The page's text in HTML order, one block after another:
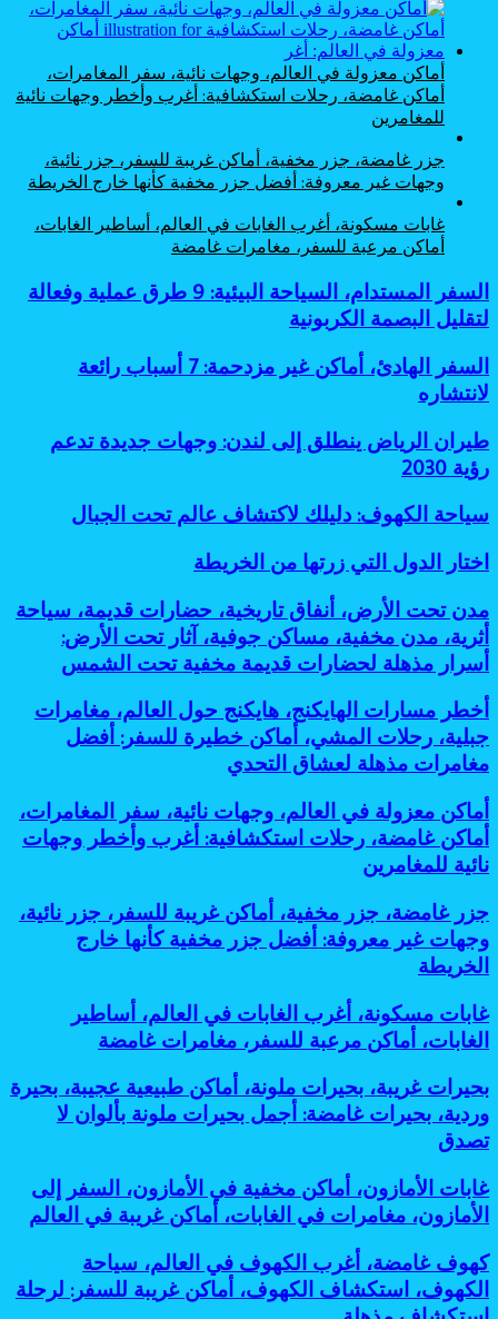
أماكن معزولة في العالم، وجهات نائية، سفر المغامرات،
أماكن غامضة، رحلات استكشافية: أغرب وأخطر وجهات نائية
للمغامرين
جزر غامضة، جزر مخفية، أماكن غريبة للسفر، جزر نائية،
وجهات غير معروفة: أفضل جزر مخفية كأنها خارج الخريطة
غابات مسكونة، أغرب الغابات في العالم، أساطير الغابات،
أماكن مرعبة للسفر، مغامرات غامضة
السفر
المستدام،
السياحة
9
طرق
وفعالة
لتقليل
البصمة
السفر المستدام، السياحة البيئية: 9 طرق عملية وفعالة
لتقليل البصمة الكربونية
السفر
الهادئ،
أماكن
مزدحمة:
7
رائعة
لانتشاره
السفر الهادئ، أماكن غير مزدحمة: 7 أسباب رائعة
لانتشاره
طيران
الرياض
ينطلق
لندن:
جديدة
رؤية
2030
طيران الرياض ينطلق إلى لندن: وجهات جديدة تدعم
رؤية 2030
سياحة
الكهوف:
دليلك
لاكتشاف
تحت
الجبال
سياحة الكهوف: دليلك لاكتشاف عالم تحت الجبال
اختار
الدول
زرتها
من
الخريطة
اختار الدول التي زرتها من الخريطة
مدن
تحت
الأرض،
أنفاق
تاريخية،
حضارات
قديمة،
سياحة
أثرية،
مدن
مخفية،
مساكن
جوفية،
آثار
الأرض:
أسرار
مذهلة
قديمة
مخفية
تحت
مدن تحت الأرض، أنفاق تاريخية، حضارات قديمة، سياحة
أثرية، مدن مخفية، مساكن جوفية، آثار تحت الأرض:
أسرار مذهلة لحضارات قديمة مخفية تحت الشمس
أخطر
مسارات
الهايكنج،
هايكنج
حول
العالم،
مغامرات
جبلية،
رحلات
أماكن
خطيرة
للسفر:
أفضل
مغامرات
مذهلة
لعشاق
أخطر مسارات الهايكنج، هايكنج حول العالم، مغامرات
جبلية، رحلات المشي، أماكن خطيرة للسفر: أفضل
مغامرات مذهلة لعشاق التحدي
أماكن
معزولة
في
العالم،
نائية،
سفر
المغامرات،
أماكن
رحلات
استكشافية:
وأخطر
وجهات
نائية
للمغامرين
أماكن معزولة في العالم، وجهات نائية، سفر المغامرات،
أماكن غامضة، رحلات استكشافية: أغرب وأخطر وجهات
نائية للمغامرين
جزر
غامضة،
جزر
مخفية،
غريبة
للسفر،
جزر
وجهات
غير
معروفة:
جزر
مخفية
كأنها
الخريطة
جزر غامضة، جزر مخفية، أماكن غريبة للسفر، جزر نائية،
وجهات غير معروفة: أفضل جزر مخفية كأنها خارج
الخريطة
غابات
مسكونة،
أغرب
الغابات
في
العالم،
أساطير
الغابات،
أماكن
مرعبة
للسفر،
غامضة
غابات مسكونة، أغرب الغابات في العالم، أساطير
الغابات، أماكن مرعبة للسفر، مغامرات غامضة
بحيرات
غريبة،
بحيرات
ملونة،
طبيعية
عجيبة،
بحيرة
وردية،
بحيرات
غامضة:
بحيرات غريبة، بحيرات ملونة، أماكن طبيعية عجيبة، بحيرة
وردية، بحيرات غامضة: أجمل بحيرات ملونة بألوان لا
تصدق
غابات
الأمازون،
أماكن
في
الأمازون،
السفر
غابات الأمازون، أماكن مخفية في الأمازون، السفر إلى
الأمازون، مغامرات في الغابات، أماكن غريبة في العالم
كهوف
غامضة،
أغرب
كهوف غامضة، أغرب الكهوف في العالم، سياحة
الكهوف، استكشاف الكهوف، أماكن غريبة للسفر: لرحلة